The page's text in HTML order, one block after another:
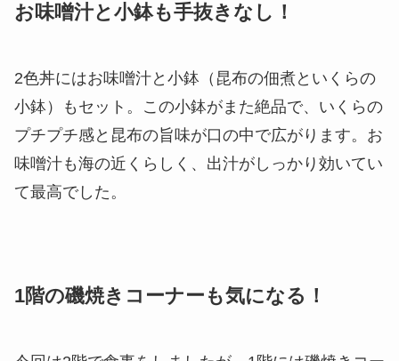
お味噌汁と小鉢も手抜きなし！
2色丼にはお味噌汁と小鉢（昆布の佃煮といくらの
小鉢）もセット。この小鉢がまた絶品で、いくらの
プチプチ感と昆布の旨味が口の中で広がります。お
味噌汁も海の近くらしく、出汁がしっかり効いてい
て最高でした。
1階の磯焼きコーナーも気になる！